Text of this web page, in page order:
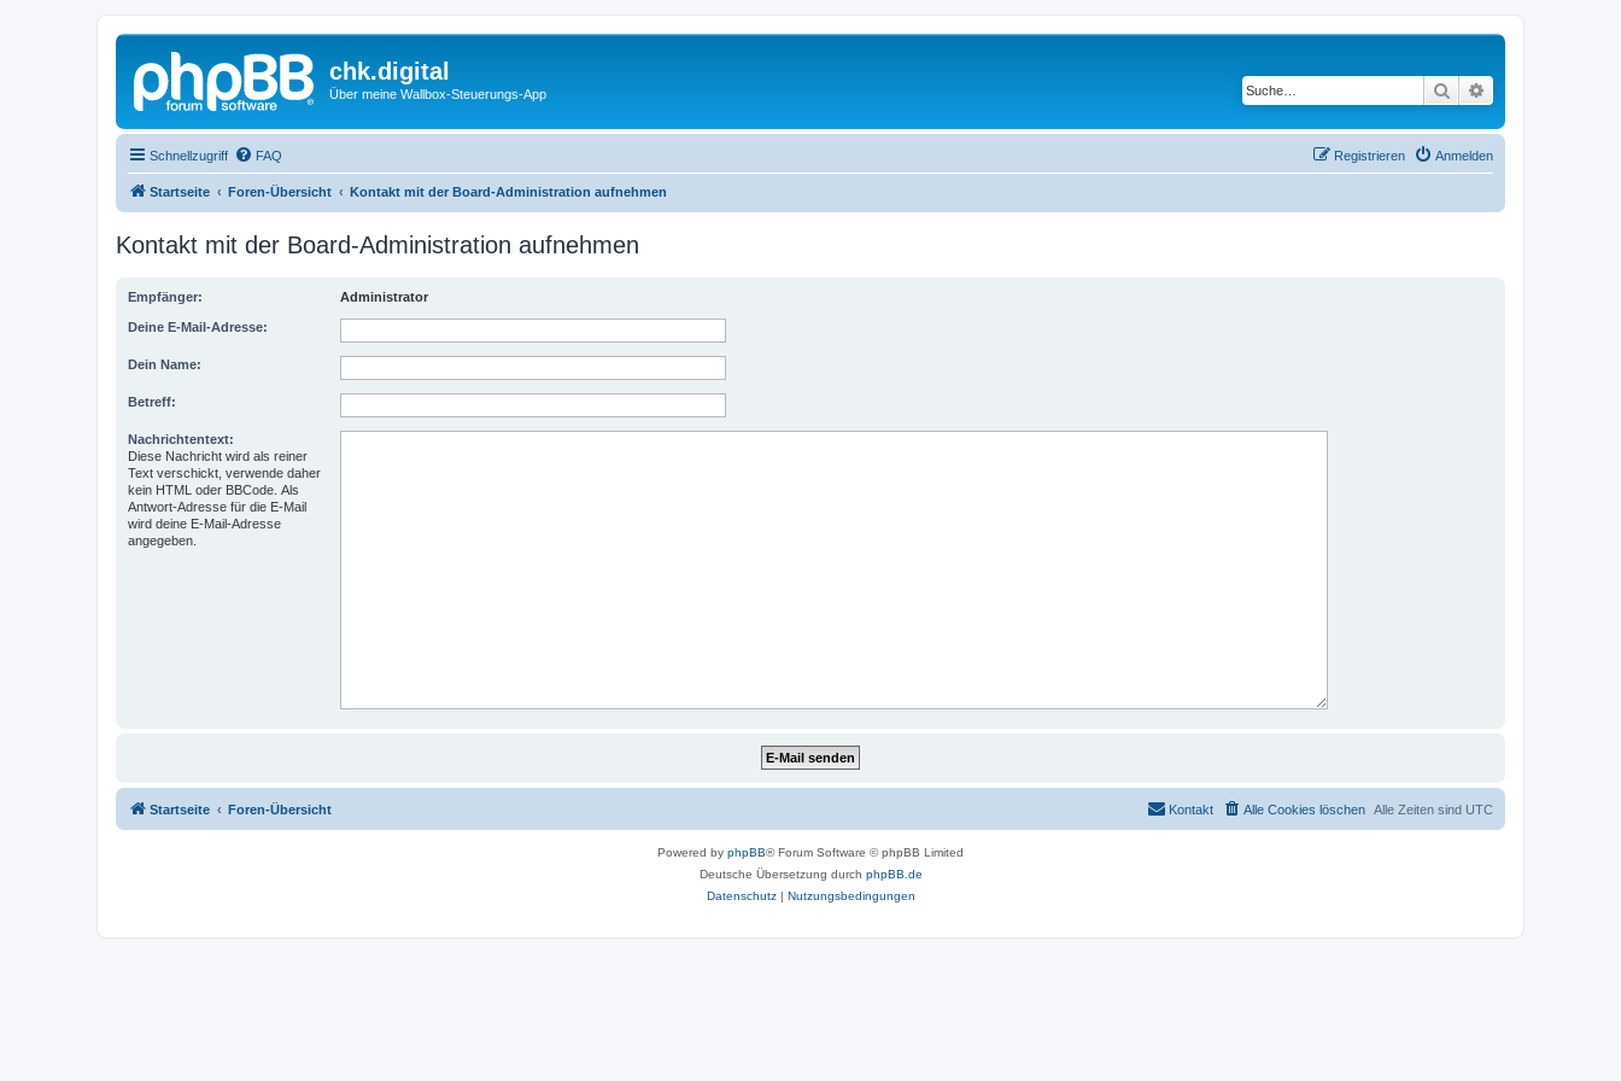
chk.digital
Über meine Wallbox-Steuerungs-App Suche
Schnellzugriff FAQ Anmelden
Registrieren
Startseite Foren-Übersicht Kontakt mit der Board-Administration aufnehmen
Kontakt mit der Board-Administration aufnehmen
Empfänger: Administrator
Deine E-Mail-Adresse:
Dein Name:
Betreff:
Nachrichtentext:
Diese Nachricht wird als reiner
Text verschickt, verwende daher
kein HTML oder BBCode. Als
Antwort-Adresse für die E-Mail
wird deine E-Mail-Adresse
angegeben.
Startseite Foren-Übersicht Alle Zeiten sind UTC
Alle Cookies löschen
Kontakt
Powered by phpBB® Forum Software © phpBB Limited
Deutsche Übersetzung durch phpBB.de
Datenschutz| Nutzungsbedingungen